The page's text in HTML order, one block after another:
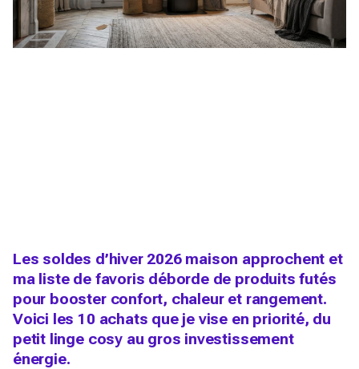
Les soldes d’hiver 2026 maison approchent et
ma liste de favoris déborde de produits futés
pour booster confort, chaleur et rangement.
Voici les 10 achats que je vise en priorité, du
petit linge cosy au gros investissement
énergie.